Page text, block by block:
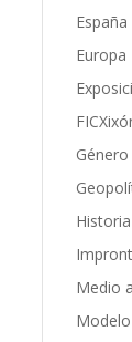
España
Europa
Género
Historia
Medio